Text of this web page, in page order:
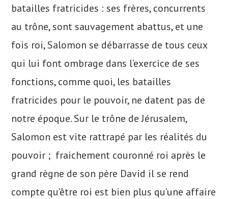
batailles fratricides : ses frères, concurrents
au trône, sont sauvagement abattus, et une
fois roi, Salomon se débarrasse de tous ceux
qui lui font ombrage dans l’exercice de ses
fonctions, comme quoi, les batailles
fratricides pour le pouvoir, ne datent pas de
notre époque. Sur le trône de Jérusalem,
Salomon est vite rattrapé par les réalités du
pouvoir ; fraichement couronné roi après le
grand règne de son père David il se rend
compte qu’être roi est bien plus qu’une affaire